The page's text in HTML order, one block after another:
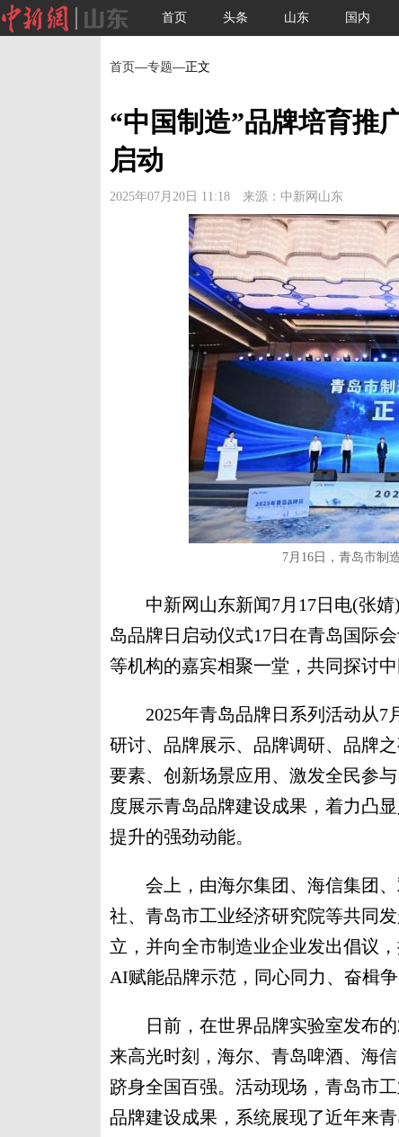
首页 头条 山东 国内
首页—专题—正文
“中国制造”品牌培育推
启动
2025年07月20日 11:18 来源：中新网山东
7月16日，青岛市制
中新网山东新闻7月17日电(张婧
岛品牌日启动仪式17日在青岛国际
等机构的嘉宾相聚一堂，共同探讨中
2025年青岛品牌日系列活动从7
研讨、品牌展示、品牌调研、品牌
要素、创新场景应用、激发全民参
度展示青岛品牌建设成果，着力凸
提升的强劲动能。
会上，由海尔集团、海信集团、
社、青岛市工业经济研究院等共同
立，并向全市制造业企业发出倡议
AI赋能品牌示范，同心同力、奋楫
日前，在世界品牌实验室发布的
来高光时刻，海尔、青岛啤酒、海
跻身全国百强。活动现场，青岛市
品牌建设成果，系统展现了近年来